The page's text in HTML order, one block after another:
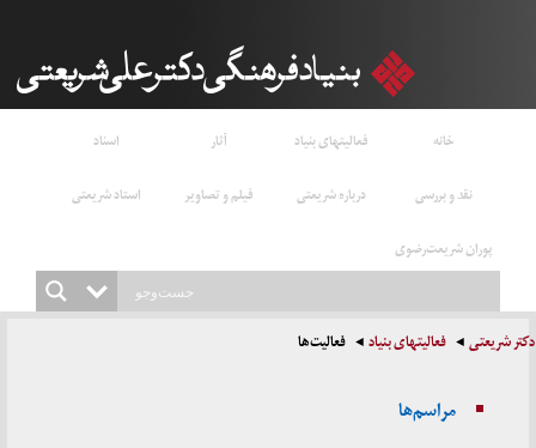
خانه فعالیتهای بنیاد آثار
اسناد
نقد و بررسی
درباره شریعتی فیلم و تصاویر
استاد شریعتی
پوران شریعت‌رضوی
دکتر شریعتی فعالیتهای بنیاد فعالیت‌ها
مراسم‌ها